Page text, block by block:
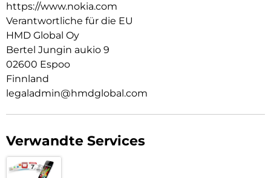
https://www.nokia.com
Verantwortliche für die EU
HMD Global Oy
Bertel Jungin aukio 9
02600 Espoo
Finnland
legaladmin@hmdglobal.com
Verwandte Services